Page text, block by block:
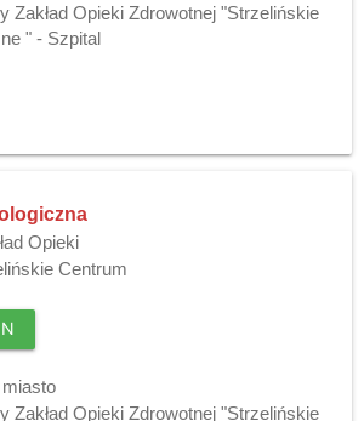
Zakład Opieki Zdrowotnej "Strzelińskie
" - Szpital
Opieki
Centrum
Zakład Opieki Zdrowotnej "Strzelińskie